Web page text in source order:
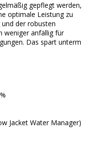
gepflegt werden,
optimale Leistung zu
der robusten
weniger anfällig für
Das spart unterm
Jacket Water Manager)